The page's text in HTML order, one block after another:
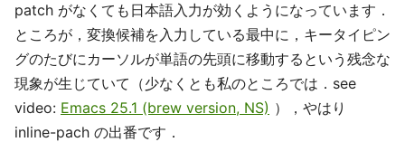
patch がなくても日本語入力が効くようになっています．
ところが，変換候補を入力している最中に，キータイピン
グのたびにカーソルが単語の先頭に移動するという残念な
現象が生じていて（少なくとも私のところでは．see
video: Emacs 25.1 (brew version, NS) ），やはり
inline-pach の出番です．